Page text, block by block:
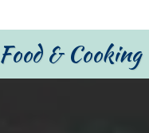
Food & Cooking